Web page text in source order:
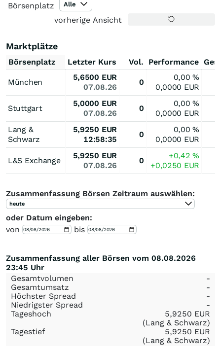
Börsenplatz Alle
vorherige Ansicht
Marktplätze
Börsenplatz Letzter Kurs Vol. Performance
München
5,6500 EUR
07.08.26
0
0,00%
0,0000 EUR
Stuttgart
5,0000 EUR
07.08.26
0
0,00%
0,0000 EUR
Lang &
Schwarz
5,9250 EUR
12:58:35
0
0,00%
0,0000 EUR
L&S Exchange
5,9250 EUR
07.08.26
0
+0,42%
+0,0250 EUR
Zusammenfassung Börsen Zeitraum auswählen:
heute
oder Datum eingeben:
von
bis
Zusammenfassung aller Börsen vom 08.08.2026
23:45 Uhr
Gesamtvolumen
-
Gesamtumsatz
-
Höchster Spread
-
Niedrigster Spread
-
Tageshoch
5,9250 EUR
(Lang & Schwarz)
Tagestief
5,9250 EUR
(Lang & Schwarz)